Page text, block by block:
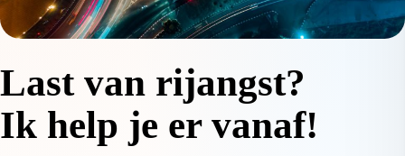
Last van rijangst?
Ik help je er vanaf!